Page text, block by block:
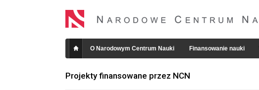
O Narodowym Centrum Nauki Finansowanie nauki
Projekty finansowane przez NCN